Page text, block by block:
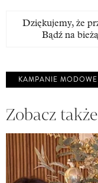
Dziękujemy, że
Bądź na
KAMPANIE MODOWE
Zobacz także